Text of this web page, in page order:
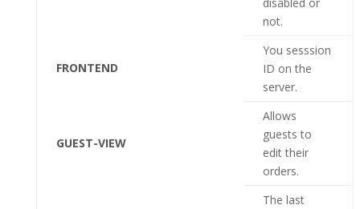
not.
FRONTEND
You sesssion
ID on the
server.
GUEST-VIEW
Allows
guests to
edit their
orders.
The last